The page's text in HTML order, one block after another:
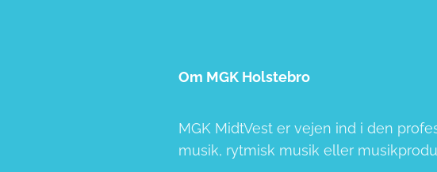
Om MGK Holstebro
MGK MidtVest er vejen ind i den
musik, rytmisk musik eller